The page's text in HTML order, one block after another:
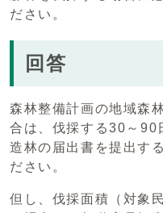
ださい。
回答
森林整備計画の地域森
合は、伐採する30～90
造林の届出書を提出す
ださい。
但し、伐採面積（対象